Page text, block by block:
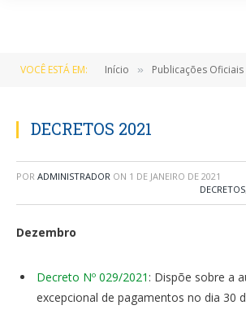
VOCÊ ESTÁ EM: Início » Publicações Oficiais
DECRETOS 2021
POR ADMINISTRADOR ON 1 DE JANEIRO DE 2021
DECRETOS
Dezembro
Decreto Nº 029/2021 : Dispõe sobre a
excepcional de pagamentos no dia 30